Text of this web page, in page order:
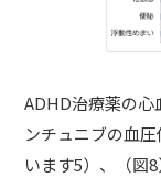
ADHD治療薬の心
ンチュニブの血
います5）、（図8